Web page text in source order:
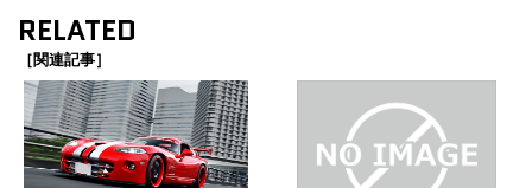
RELATED
［関連記事］